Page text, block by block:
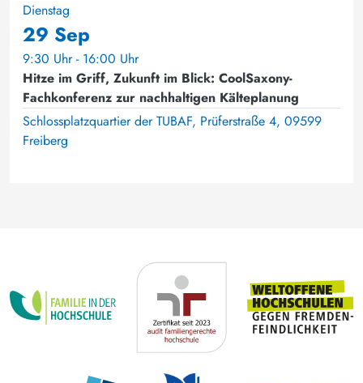
Dienstag
29 Sep
9:30 Uhr - 16:00 Uhr
Hitze im Griff, Zukunft im Blick: CoolSaxony-
Fachkonferenz zur nachhaltigen Kälteplanung
Schlossplatzquartier der TUBAF, Prüferstraße 4, 09599
Freiberg